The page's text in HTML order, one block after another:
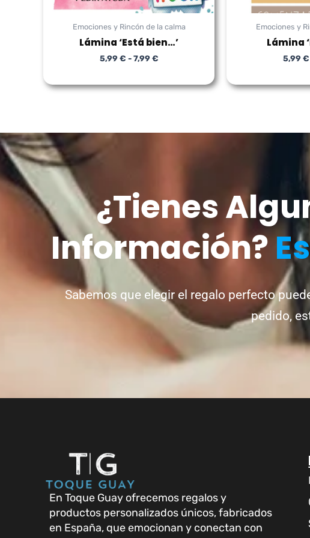
Emociones y Rincón de la calma
Lámina ‘Está bien…’
5,99€ - 7,99€
Emociones y
Lámina
5,99€
¿Tienes
Información?
Sabemos que elegir el regalo perfecto
pedido,
En Toque Guay ofrecemos regalos y
productos personalizados únicos, fabricados
en España, que emocionan y conectan con